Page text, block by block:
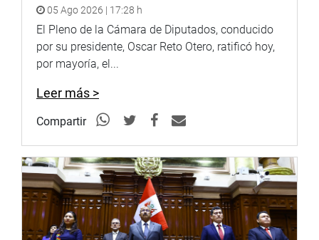
05 Ago 2026 | 17:28 h
El Pleno de la Cámara de Diputados, conducido
por su presidente, Oscar Reto Otero, ratificó hoy,
por mayoría, el...
Leer más >
Compartir